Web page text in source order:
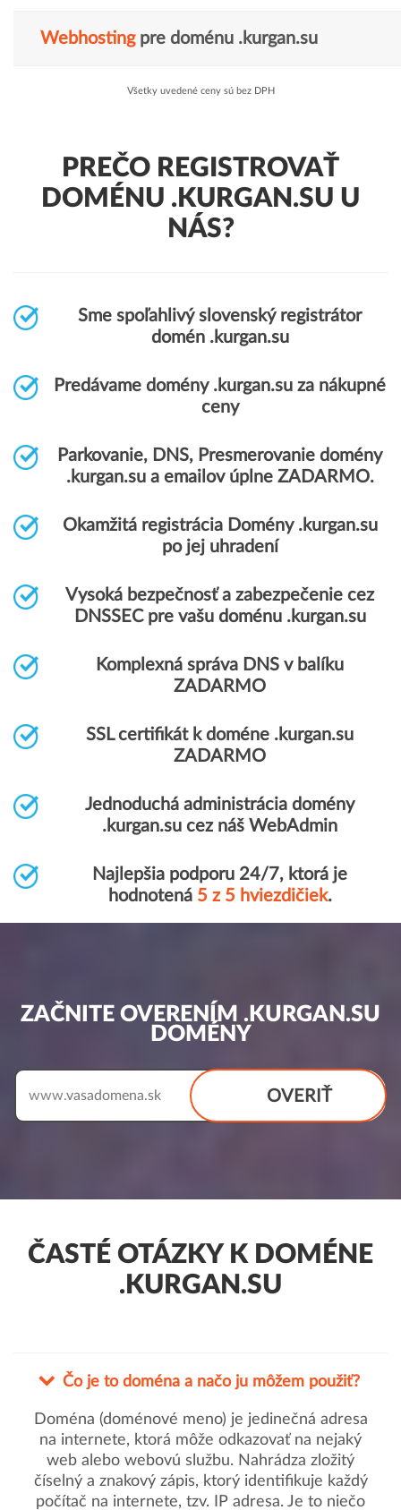
Webhostingpre doménu .kurgan.su
Všetky uvedené ceny sú bez DPH
PREČO REGISTROVAŤ
DOMÉNU .KURGAN.SU U
NÁS?
Sme spoľahlivý slovenský registrátor
domén .kurgan.su
Predávame domény .kurgan.su za nákupné
ceny
Parkovanie, DNS, Presmerovanie domény
.kurgan.su a emailov úplne ZADARMO.
Okamžitá registrácia Domény .kurgan.su
po jej uhradení
Vysoká bezpečnosť a zabezpečenie cez
DNSSEC pre vašu doménu .kurgan.su
Komplexná správa DNS v balíku
ZADARMO
SSL certifikát k doméne .kurgan.su
ZADARMO
Jednoduchá administrácia domény
.kurgan.su cez náš WebAdmin
Najlepšia podporu 24/7, ktorá je
hodnotená 5 z 5 hviezdičiek.
ZAČNITE OVERENÍM .KURGAN.SU
DOMÉNY
OVERIŤ
www.
ČASTÉ OTÁZKY K DOMÉNE
.KURGAN.SU
Čo je to doména a načo ju môžem použiť?
Doména (doménové meno) je jedinečná adresa
na internete, ktorá môže odkazovať na nejaký
web alebo webovú službu. Nahrádza zložitý
číselný a znakový zápis, ktorý identifikuje každý
počítač na internete, tzv. IP adresa. Je to niečo